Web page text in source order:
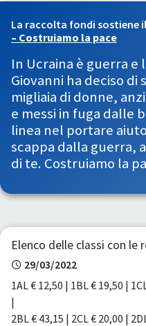
La raccolta fondi sostiene
– Costruiamo la pace
In Ucraina è guerra e
Giovanni ha deciso
migliaia di donne,
e messi in fuga dalle
linea nel portare
scappa dalla guerra,
di te. Costruiamo la
Elenco delle classi con le
29/03/2022
1AL € 12,50 | 1BL € 19,50 |
|
2BL € 43,15 | 2CL € 20,00 |